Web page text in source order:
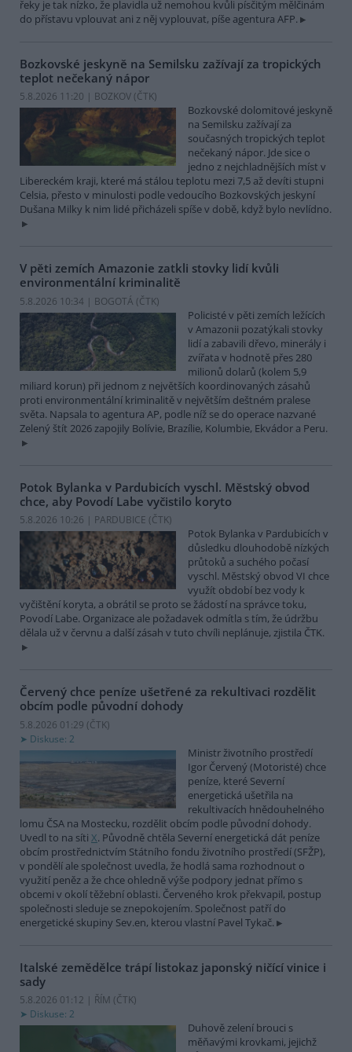
řeky je tak nízko, že plavidla už nemohou kvůli písčitým mělčinám
do přístavu vplouvat ani z něj vyplouvat, píše agentura AFP.
Bozkovské jeskyně na Semilsku zažívají za tropických
teplot nečekaný nápor
5.8.2026 11:20 | BOZKOV (ČTK)
Bozkovské dolomitové jeskyně
na Semilsku zažívají za
současných tropických teplot
nečekaný nápor. Jde sice o
jedno z nejchladnějších míst v
Libereckém kraji, které má stálou teplotu mezi 7,5 až devíti stupni
Celsia, přesto v minulosti podle vedoucího Bozkovských jeskyní
Dušana Milky k nim lidé přicházeli spíše v době, když bylo nevlídno.
V pěti zemích Amazonie zatkli stovky lidí kvůli
environmentální kriminalitě
5.8.2026 10:34 | BOGOTÁ (ČTK)
Policisté v pěti zemích ležících
v Amazonii pozatýkali stovky
lidí a zabavili dřevo, minerály i
zvířata v hodnotě přes 280
milionů dolarů (kolem 5,9
miliard korun) při jednom z největších koordinovaných zásahů
proti environmentální kriminalitě v největším deštném pralese
světa. Napsala to agentura AP, podle níž se do operace nazvané
Zelený štít 2026 zapojily Bolívie, Brazílie, Kolumbie, Ekvádor a Peru.
Potok Bylanka v Pardubicích vyschl. Městský obvod
chce, aby Povodí Labe vyčistilo koryto
5.8.2026 10:26 | PARDUBICE (ČTK)
Potok Bylanka v Pardubicích v
důsledku dlouhodobě nízkých
průtoků a suchého počasí
vyschl. Městský obvod VI chce
využít období bez vody k
vyčištění koryta, a obrátil se proto se žádostí na správce toku,
Povodí Labe. Organizace ale požadavek odmítla s tím, že údržbu
dělala už v červnu a další zásah v tuto chvíli neplánuje, zjistila ČTK.
Červený chce peníze ušetřené za rekultivaci rozdělit
obcím podle původní dohody
5.8.2026 01:29 (ČTK)
Diskuse: 2
Ministr životního prostředí
Igor Červený (Motoristé) chce
peníze, které Severní
energetická ušetřila na
rekultivacích hnědouhelného
lomu ČSA na Mostecku, rozdělit obcím podle původní dohody.
Uvedl to na síti X. Původně chtěla Severní energetická dát peníze
obcím prostřednictvím Státního fondu životního prostředí (SFŽP),
v pondělí ale společnost uvedla, že hodlá sama rozhodnout o
využití peněz a že chce ohledně výše podpory jednat přímo s
obcemi v okolí těžební oblasti. Červeného krok překvapil, postup
společnosti sleduje se znepokojením. Společnost patří do
energetické skupiny Sev.en, kterou vlastní Pavel Tykač.
Italské zemědělce trápí listokaz japonský ničící vinice i
sady
5.8.2026 01:12 | ŘÍM (ČTK)
Diskuse: 2
Duhově zelení brouci s
měňavými krovkami, jejichž